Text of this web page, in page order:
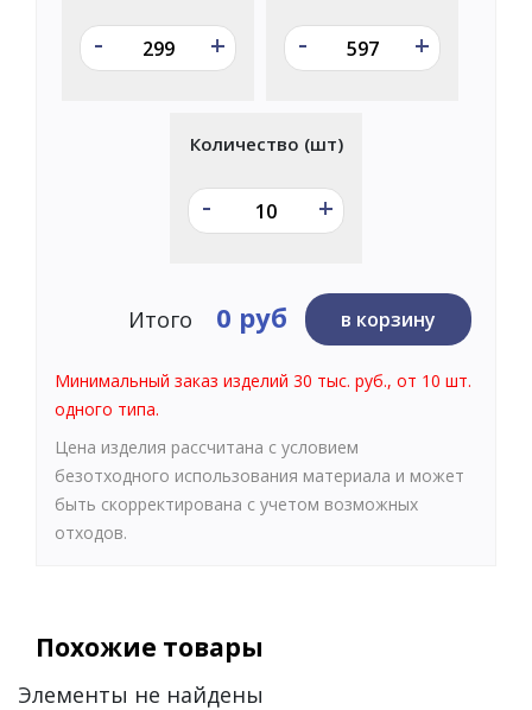
- + - +
Количество (шт)
- +
Итого 0 руб в корзину
Минимальный заказ изделий 30 тыс. руб., от 10 шт.
одного типа.
Цена изделия рассчитана с условием
безотходного использования материала и может
быть скорректирована с учетом возможных
отходов.
Похожие товары
Элементы не найдены